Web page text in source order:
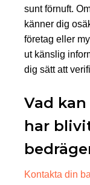
sunt förnuft.
känner dig
företag eller
ut känslig
dig sätt att
Vad
har
Kontakta din